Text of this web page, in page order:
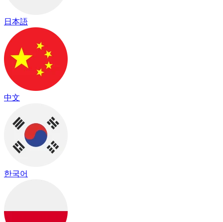
日本語
中文
한국어